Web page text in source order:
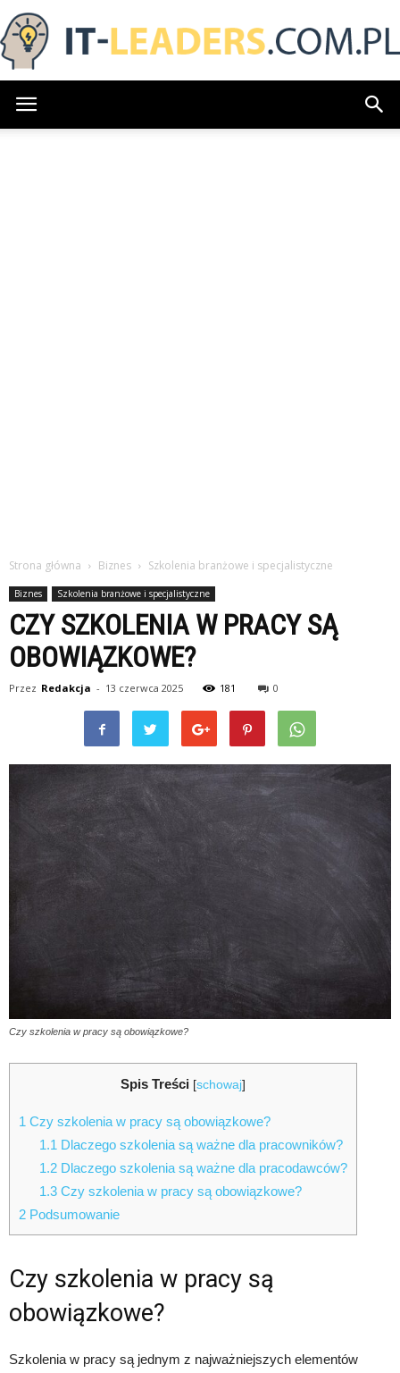
Strona główna Biznes Szkolenia branżowe i specjalistyczne
Biznes Szkolenia branżowe i specjalistyczne
CZY SZKOLENIA W PRACY SĄ
OBOWIĄZKOWE?
Przez Redakcja - 13 czerwca 2025 181 0
Czy szkolenia w pracy są obowiązkowe?
Spis Treści [schowaj]
1 Czy szkolenia w pracy są obowiązkowe?
1.1 Dlaczego szkolenia są ważne dla pracowników?
1.2Dlaczego szkolenia są ważne dla pracodawców?
1.3Czy szkolenia w pracy są obowiązkowe?
2 Podsumowanie
Czy szkolenia w pracy są
obowiązkowe?
Szkolenia w pracy są jednym z najważniejszych elementów